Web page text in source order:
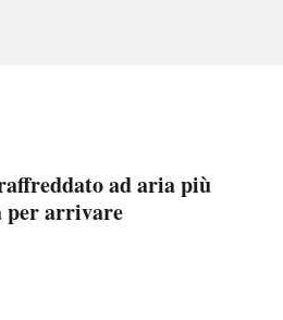
ad aria più
per arrivare